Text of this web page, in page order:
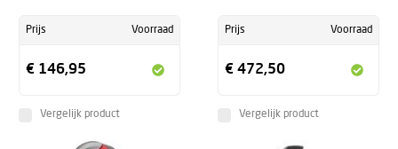
Prijs Voorraad
€ 146,95
Vergelijk product
Prijs Voorraad
€ 472,50
Vergelijk product